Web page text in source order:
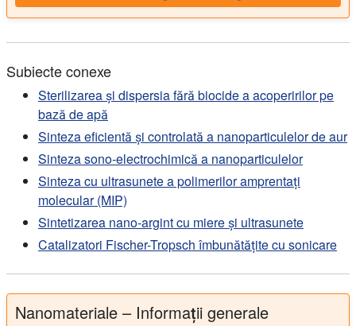
Subiecte conexe
Sterilizarea și dispersia fără biocide a acoperirilor pe
bază de apă
Sinteza eficientă și controlată a nanoparticulelor de aur
Sinteza sono-electrochimică a nanoparticulelor
Sinteza cu ultrasunete a polimerilor amprentați
molecular (MIP)
Sintetizarea nano-argint cu miere și ultrasunete
Catalizatori Fischer-Tropsch îmbunătățite cu sonicare
Nanomateriale – Informații generale